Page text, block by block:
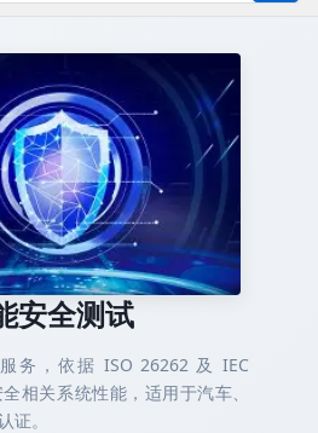
安全测试
务，依据 ISO 26262 及 IEC
相关系统性能，适用于汽车、
证。